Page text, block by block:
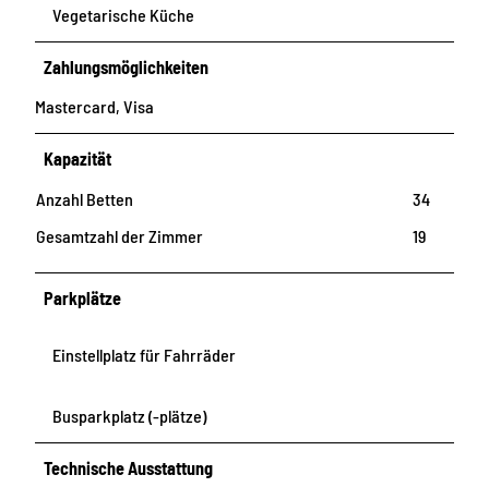
Vegetarische Küche
Zahlungsmöglichkeiten
Mastercard, Visa
Kapazität
Anzahl Betten
34
Gesamtzahl der Zimmer
19
Parkplätze
Einstellplatz für Fahrräder
Busparkplatz (-plätze)
Technische Ausstattung